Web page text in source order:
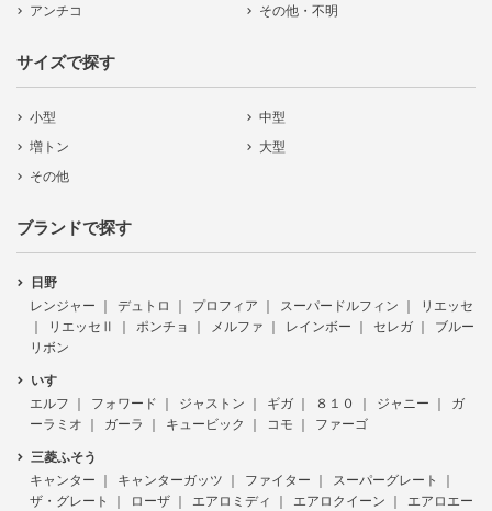
アンチコ
その他・不明
サイズで探す
小型
中型
増トン
大型
その他
ブランドで探す
日野
レンジャー
デュトロ プロフィア スーパードルフィン
リエッセ
リエッセⅡ
ポンチョ メルファ レインボー セレガ
ブルー
リボン
いすゞ
エルフ
フォワード ジャストン ギガ ８１０ ジャニー
ガ
ーラミオ
ガーラ キュービック コモ ファーゴ
三菱ふそう
キャンター
キャンターガッツ ファイター
スーパーグレート
ザ・グレート
ローザ エアロミディ エアロクイーン
エアロエー